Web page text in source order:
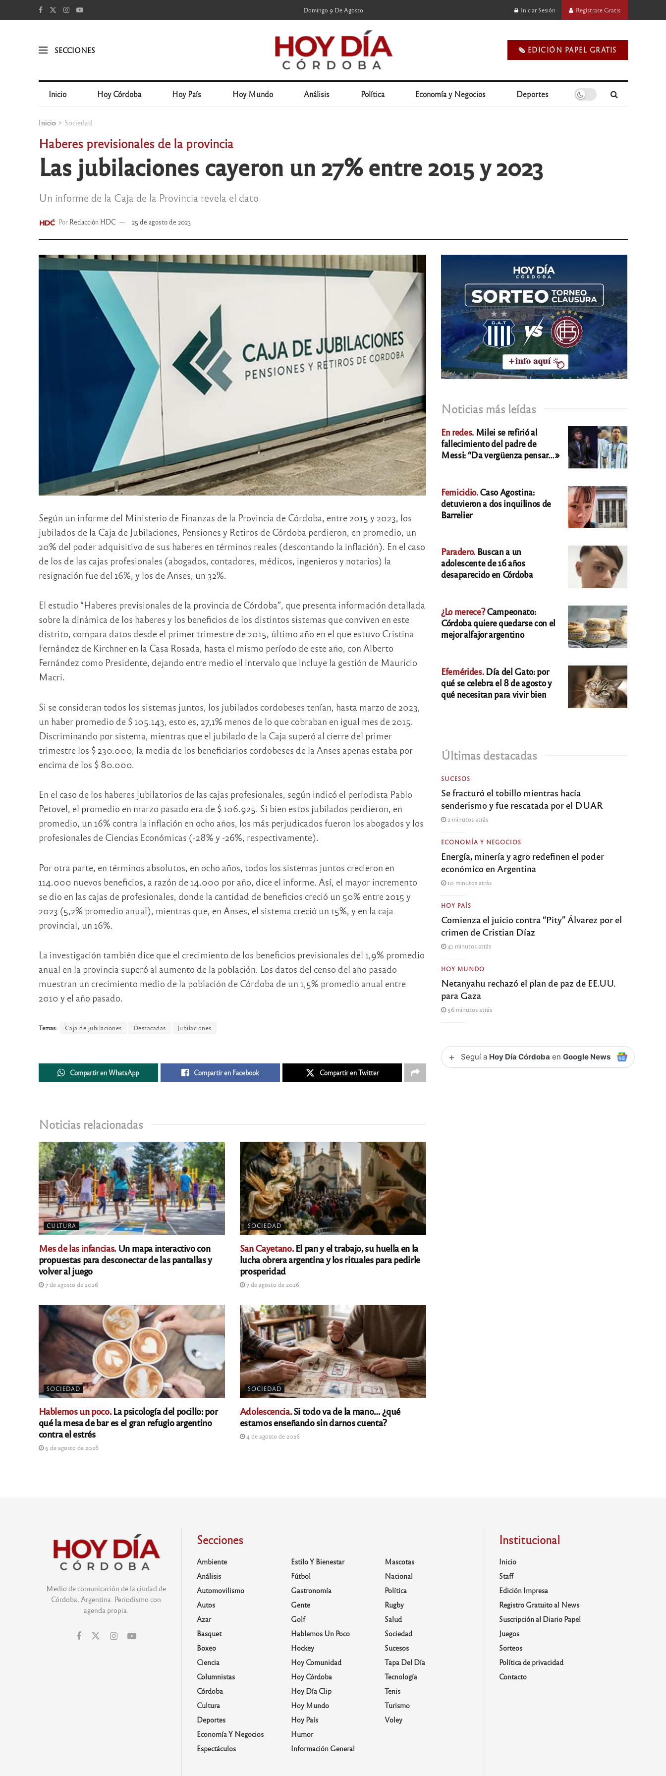
Domingo 9 De Agosto Iniciar Sesión Regístrate Gratis
SECCIONES 🗞️ EDICIÓN PAPEL GRATIS
Inicio Hoy Córdoba Hoy País Hoy Mundo Análisis Política Economía y Negocios Deportes
Inicio Sociedad
Haberes previsionales de la provincia
Las jubilaciones cayeron un 27% entre 2015 y 2023
Un informe de la Caja de la Provincia revela el dato
Por Redacción HDC 25 de agosto de 2023
Según un informe del Ministerio de Finanzas de la Provincia de Córdoba, entre 2015 y 2023, los
jubilados de la Caja de Jubilaciones, Pensiones y Retiros de Córdoba perdieron, en promedio, un
20% del poder adquisitivo de sus haberes en términos reales (descontando la inflación). En el caso
de los de las cajas profesionales (abogados, contadores, médicos, ingenieros y notarios) la
resignación fue del 16%, y los de Anses, un 32%.
El estudio “Haberes previsionales de la provincia de Córdoba”, que presenta información detallada
sobre la dinámica de los haberes y los beneficios de los distintos sistemas que conviven en este
distrito, compara datos desde el primer trimestre de 2015, último año en el que estuvo Cristina
Fernández de Kirchner en la Casa Rosada, hasta el mismo período de este año, con Alberto
Fernández como Presidente, dejando entre medio el intervalo que incluye la gestión de Mauricio
Macri.
Si se consideran todos los sistemas juntos, los jubilados cordobeses tenían, hasta marzo de 2023,
un haber promedio de $ 105.143, esto es, 27,1% menos de lo que cobraban en igual mes de 2015.
Discriminando por sistema, mientras que el jubilado de la Caja superó al cierre del primer
trimestre los $ 230.000, la media de los beneficiarios cordobeses de la Anses apenas estaba por
encima de los $ 80.000.
En el caso de los haberes jubilatorios de las cajas profesionales, según indicó el periodista Pablo
Petovel, el promedio en marzo pasado era de $ 106.925. Si bien estos jubilados perdieron, en
promedio, un 16% contra la inflación en ocho años, los más perjudicados fueron los abogados y los
profesionales de Ciencias Económicas (-28% y -26%, respectivamente).
Por otra parte, en términos absolutos, en ocho años, todos los sistemas juntos crecieron en
114.000 nuevos beneficios, a razón de 14.000 por año, dice el informe. Así, el mayor incremento
se dio en las cajas de profesionales, donde la cantidad de beneficios creció un 50% entre 2015 y
2023 (5,2% promedio anual), mientras que, en Anses, el sistema creció un 15%, y en la caja
provincial, un 16%.
La investigación también dice que el crecimiento de los beneficios previsionales del 1,9% promedio
anual en la provincia superó al aumento de la población. Los datos del censo del año pasado
muestran un crecimiento medio de la población de Córdoba de un 1,5% promedio anual entre
2010 y el año pasado.
Temas: Caja de jubilaciones Destacadas Jubilaciones
Compartir en WhatsApp Compartir en Facebook Compartir en Twitter
Noticias relacionadas
CULTURA
Mes de las infancias.Un mapa interactivo con
propuestas para desconectar de las pantallas y
volver al juego
7 de agosto de 2026
SOCIEDAD
San Cayetano.El pan y el trabajo, su huella en la
lucha obrera argentina y los rituales para pedirle
prosperidad
7 de agosto de 2026
SOCIEDAD
Hablemos un poco.La psicología del pocillo: por
qué la mesa de bar es el gran refugio argentino
contra el estrés
5 de agosto de 2026
SOCIEDAD
Adolescencia.Si todo va de la mano… ¿qué
estamos enseñando sin darnos cuenta?
4 de agosto de 2026
Noticias más leídas
En redes. Milei se refirió al
fallecimiento del padre de
Messi: “Da vergüenza pensar…»
Femicidio.Caso Agostina:
detuvieron a dos inquilinos de
Barrelier
Paradero. Buscan a un
adolescente de 16 años
desaparecido en Córdoba
¿Lo merece?Campeonato:
Córdoba quiere quedarse con el
mejor alfajor argentino
Efemérides.Día del Gato: por
qué se celebra el 8 de agosto y
qué necesitan para vivir bien
Últimas destacadas
SUCESOS
Se fracturó el tobillo mientras hacía
senderismo y fue rescatada por el DUAR
2 minutos atrás
ECONOMÍA Y NEGOCIOS
Energía, minería y agro redefinen el poder
económico en Argentina
10 minutos atrás
HOY PAÍS
Comienza el juicio contra “Pity” Álvarez por el
crimen de Cristian Díaz
41 minutos atrás
HOY MUNDO
Netanyahu rechazó el plan de paz de EE.UU.
para Gaza
56 minutos atrás
+ Seguí a Hoy Día Córdoba enGoogle News
Medio de comunicación de la ciudad de
Córdoba, Argentina. Periodismo con
agenda propia.
Secciones
Ambiente
Análisis
Automovilismo
Autos
Azar
Basquet
Boxeo
Ciencia
Columnistas
Córdoba
Cultura
Deportes
Economía Y Negocios
Espectáculos
Estilo Y Bienestar
Fútbol
Gastronomía
Gente
Golf
Hablemos Un Poco
Hockey
Hoy Comunidad
Hoy Córdoba
Hoy Día Clip
Hoy Mundo
Hoy País
Humor
Información General
Mascotas
Nacional
Política
Rugby
Salud
Sociedad
Sucesos
Tapa Del Día
Tecnología
Tenis
Turismo
Voley
Institucional
Inicio
Staff
Edición Impresa
Registro Gratuito al News
Suscripción al Diario Papel
Juegos
Sorteos
Política de privacidad
Contacto